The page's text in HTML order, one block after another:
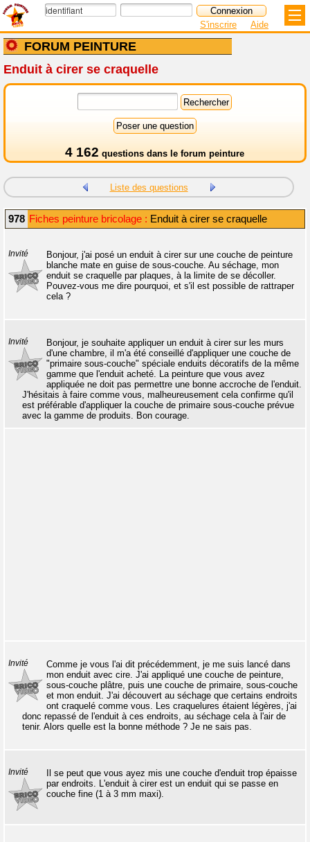
FORUM PEINTURE
S'inscrire Aide
Enduit à cirer se craquelle
4 162 questions dans le forum peinture
Liste des questions
978 Fiches peinture bricolage : Enduit à cirer se craquelle
Invité
Bonjour, j'ai posé un enduit à cirer sur une couche de peinture
blanche mate en guise de sous-couche. Au séchage, mon
enduit se craquelle par plaques, à la limite de se décoller.
Pouvez-vous me dire pourquoi, et s'il est possible de rattraper
cela ?
Invité
Bonjour, je souhaite appliquer un enduit à cirer sur les murs
d'une chambre, il m'a été conseillé d'appliquer une couche de
"primaire sous-couche" spéciale enduits décoratifs de la même
gamme que l'enduit acheté. La peinture que vous avez
appliquée ne doit pas permettre une bonne accroche de l'enduit.
J'hésitais à faire comme vous, malheureusement cela confirme qu'il
est préférable d'appliquer la couche de primaire sous-couche prévue
avec la gamme de produits. Bon courage.
Invité
Comme je vous l'ai dit précédemment, je me suis lancé dans
mon enduit avec cire. J'ai appliqué une couche de peinture,
sous-couche plâtre, puis une couche de primaire, sous-couche
et mon enduit. J'ai découvert au séchage que certains endroits
ont craquelé comme vous. Les craquelures étaient légères, j'ai
donc repassé de l'enduit à ces endroits, au séchage cela à l'air de
tenir. Alors quelle est la bonne méthode ? Je ne sais pas.
Invité
Il se peut que vous ayez mis une couche d'enduit trop épaisse
par endroits. L'enduit à cirer est un enduit qui se passe en
couche fine (1 à 3 mm maxi).